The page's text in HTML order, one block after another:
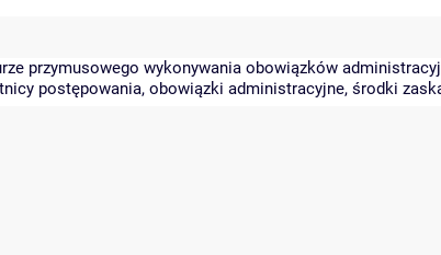
przymusowego wykonywania obowiązków
postępowania, obowiązki administracyjne, środki